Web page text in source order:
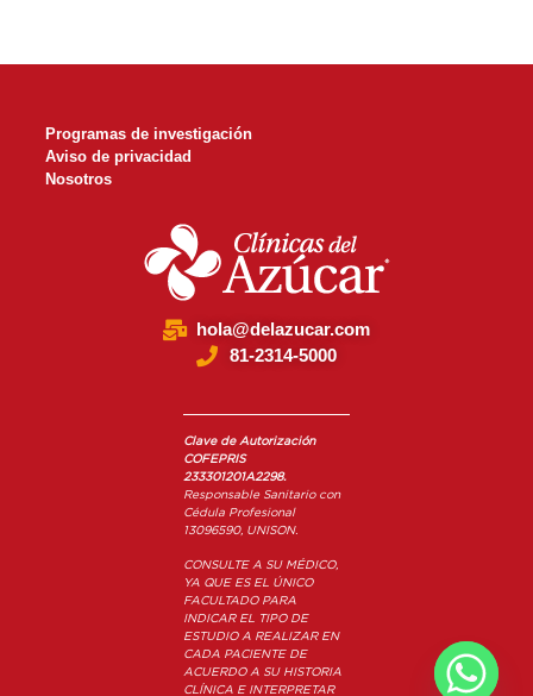
Programas de investigación
Aviso de privacidad
Nosotros
hola@delazucar.com
81-2314-5000
Clave de Autorización
COFEPRIS
233301201A2298.
Responsable Sanitario con
Cédula Profesional
13096590, UNISON.
CONSULTE A SU MÉDICO,
YA QUE ES EL ÚNICO
FACULTADO PARA
INDICAR EL TIPO DE
ESTUDIO A REALIZAR EN
CADA PACIENTE DE
ACUERDO A SU HISTORIA
CLÍNICA E INTERPRETAR